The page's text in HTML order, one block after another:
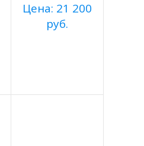
Цена: 21 200
руб.